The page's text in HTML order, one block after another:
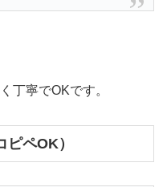
丁寧でOKです。
ペOK）